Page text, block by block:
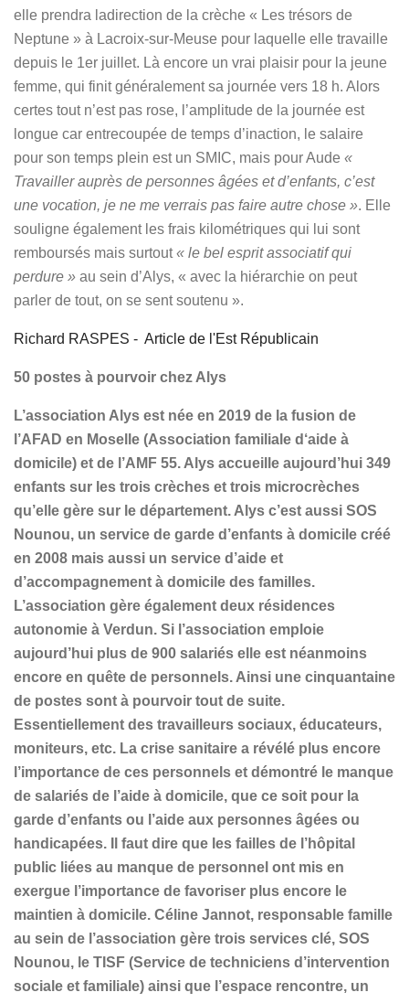
elle prendra ladirection de la crèche « Les trésors de
Neptune » à Lacroix-sur-Meuse pour laquelle elle travaille
depuis le 1er juillet. Là encore un vrai plaisir pour la jeune
femme, qui finit généralement sa journée vers 18 h. Alors
certes tout n’est pas rose, l’amplitude de la journée est
longue car entrecoupée de temps d’inaction, le salaire
pour son temps plein est un SMIC, mais pour Aude «
Travailler auprès de personnes âgées et d’enfants, c’est
une vocation, je ne me verrais pas faire autre chose ». Elle
souligne également les frais kilométriques qui lui sont
remboursés mais surtout« le bel esprit associatif qui
perdure » au sein d’Alys, « avec la hiérarchie on peut
parler de tout, on se sent soutenu ».
Richard RASPES - Article de l'Est Républicain
50 postes à pourvoir chez Alys
L’association Alys est née en 2019 de la fusion de
l’AFAD en Moselle (Association familiale d‘aide à
domicile) et de l’AMF 55. Alys accueille aujourd’hui 349
enfants sur les trois crèches et trois microcrèches
qu’elle gère sur le département. Alys c’est aussi SOS
Nounou, un service de garde d’enfants à domicile créé
en 2008 mais aussi un service d’aide et
d’accompagnement à domicile des familles.
L’association gère également deux résidences
autonomie à Verdun. Si l’association emploie
aujourd’hui plus de 900 salariés elle est néanmoins
encore en quête de personnels. Ainsi une cinquantaine
de postes sont à pourvoir tout de suite.
Essentiellement des travailleurs sociaux, éducateurs,
moniteurs, etc. La crise sanitaire a révélé plus encore
l’importance de ces personnels et démontré le manque
de salariés de l’aide à domicile, que ce soit pour la
garde d’enfants ou l’aide aux personnes âgées ou
handicapées. Il faut dire que les failles de l’hôpital
public liées au manque de personnel ont mis en
exergue l’importance de favoriser plus encore le
maintien à domicile. Céline Jannot, responsable famille
au sein de l’association gère trois services clé, SOS
Nounou, le TISF (Service de techniciens d’intervention
sociale et familiale) ainsi que l’espace rencontre, un